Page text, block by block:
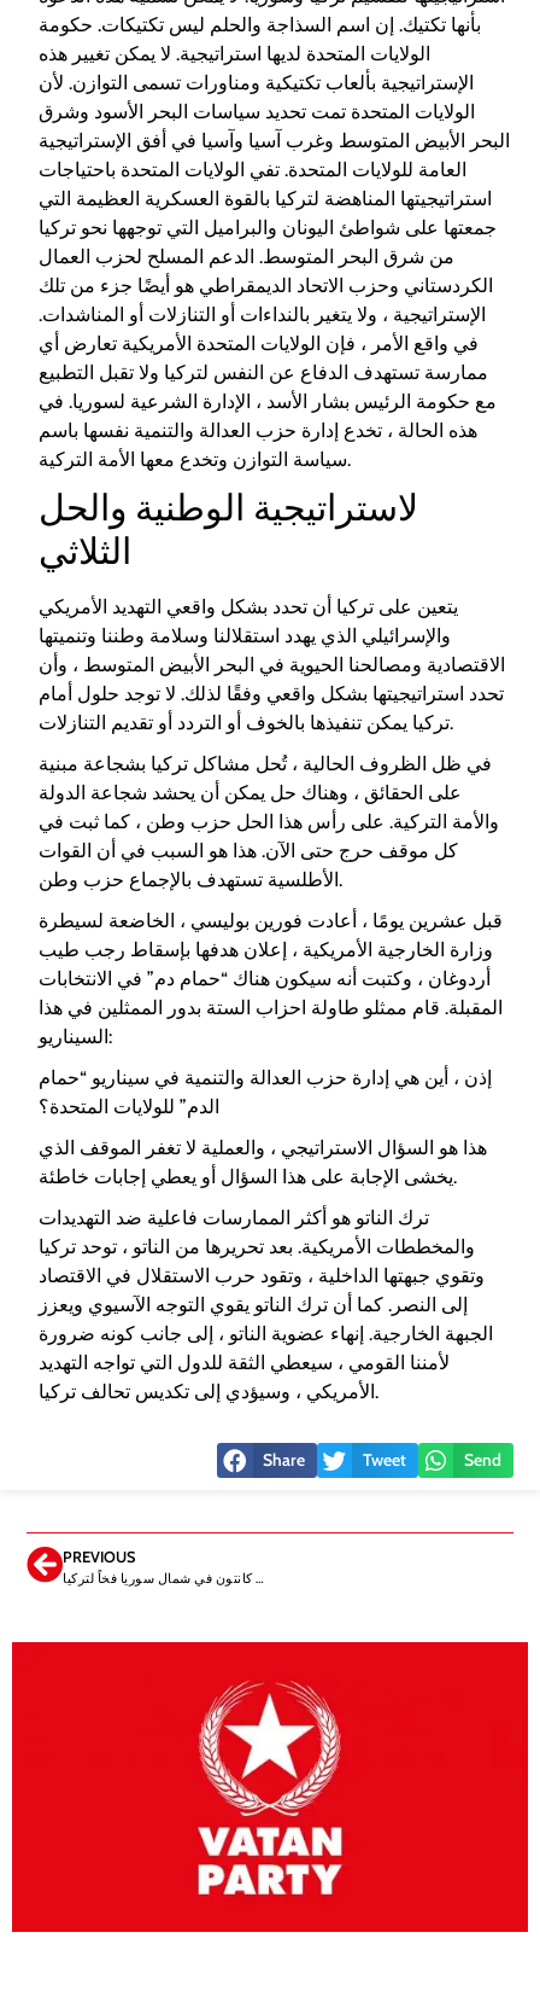
بأنها تكتيك. إن اسم السذاجة والحلم ليس تكتيكات. حكومة
الولايات المتحدة لديها استراتيجية. لا يمكن تغيير هذه
الإستراتيجية بألعاب تكتيكية ومناورات تسمى التوازن. لأن
الولايات المتحدة تمت تحديد سياسات البحر الأسود وشرق
البحر الأبيض المتوسط ​​وغرب آسيا وآسيا في أفق الإستراتيجية
العامة للولايات المتحدة. تفي الولايات المتحدة باحتياجات
استراتيجيتها المناهضة لتركيا بالقوة العسكرية العظيمة التي
جمعتها على شواطئ اليونان والبراميل التي توجهها نحو تركيا
من شرق البحر المتوسط. الدعم المسلح لحزب العمال
الكردستاني وحزب الاتحاد الديمقراطي هو أيضًا جزء من تلك
الإستراتيجية ، ولا يتغير بالنداءات أو التنازلات أو المناشدات.
في واقع الأمر ، فإن الولايات المتحدة الأمريكية تعارض أي
ممارسة تستهدف الدفاع عن النفس لتركيا ولا تقبل التطبيع
مع حكومة الرئيس بشار الأسد ، الإدارة الشرعية لسوريا. في
هذه الحالة ، تخدع إدارة حزب العدالة والتنمية نفسها باسم
سياسة التوازن وتخدع معها الأمة التركية.
لاستراتيجية الوطنية والحل
الثلاثي
يتعين على تركيا أن تحدد بشكل واقعي التهديد الأمريكي
والإسرائيلي الذي يهدد استقلالنا وسلامة وطننا وتنميتها
الاقتصادية ومصالحنا الحيوية في البحر الأبيض المتوسط ​​، وأن
تحدد استراتيجيتها بشكل واقعي وفقًا لذلك. لا توجد حلول أمام
تركيا يمكن تنفيذها بالخوف أو التردد أو تقديم التنازلات.
في ظل الظروف الحالية ، تُحل مشاكل تركيا بشجاعة مبنية
على الحقائق ، وهناك حل يمكن أن يحشد شجاعة الدولة
والأمة التركية. على رأس هذا الحل حزب وطن ، كما ثبت في
كل موقف حرج حتى الآن. هذا هو السبب في أن القوات
الأطلسية تستهدف بالإجماع حزب وطن.
قبل عشرين يومًا ، أعادت فورين بوليسي ، الخاضعة لسيطرة
وزارة الخارجية الأمريكية ، إعلان هدفها بإسقاط رجب طيب
أردوغان ، وكتبت أنه سيكون هناك “حمام دم” في الانتخابات
المقبلة. قام ممثلو طاولة احزاب الستة بدور الممثلين في هذا
السيناريو:
إذن ، أين هي إدارة حزب العدالة والتنمية في سيناريو “حمام
الدم” للولايات المتحدة؟
هذا هو السؤال الاستراتيجي ، والعملية لا تغفر الموقف الذي
يخشى الإجابة على هذا السؤال أو يعطي إجابات خاطئة.
ترك الناتو هو أكثر الممارسات فاعلية ضد التهديدات
والمخططات الأمريكية. بعد تحريرها من الناتو ، توحد تركيا
وتقوي جبهتها الداخلية ، وتقود حرب الاستقلال في الاقتصاد
إلى النصر. كما أن ترك الناتو يقوي التوجه الآسيوي ويعزز
الجبهة الخارجية. إنهاء عضوية الناتو ، إلى جانب كونه ضرورة
لأمننا القومي ، سيعطي الثقة للدول التي تواجه التهديد
الأمريكي ، وسيؤدي إلى تكديس تحالف تركيا.
Share Tweet Send
PREVIOUS
يصبح كانتون في شمال سوريا فخاً لتركيا